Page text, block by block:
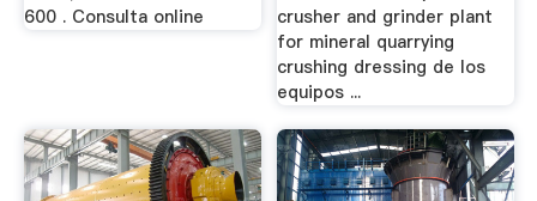
600 . Consulta online
crusher and grinder plant
for mineral quarrying
crushing dressing de los
equipos ...